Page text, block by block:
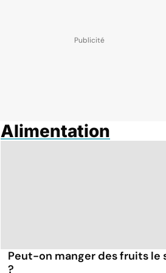
Alimentation
Peut-on manger des fruits le
?